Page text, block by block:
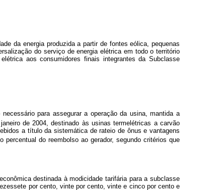
da energia produzida a partir de fontes eólica, pequenas
do serviço de energia elétrica em todo o território
aos consumidores finais integrantes da Subclasse
para assegurar a operação da usina, mantida a
de 2004, destinado às usinas termelétricas a carvão
a título da sistemática de rateio de ônus e vantagens
do reembolso ao gerador, segundo critérios que
destinada à modicidade tarifária para a subclasse
por cento, vinte por cento, vinte e cinco por cento e